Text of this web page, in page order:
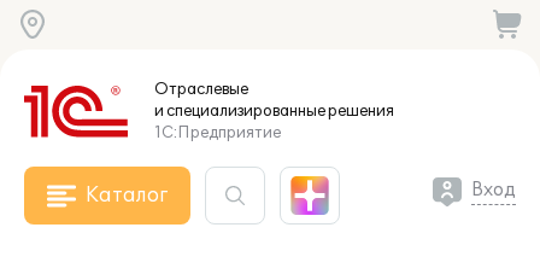
Отраслевые
и специализированныерешения
1С:Предприятие
Каталог Вход